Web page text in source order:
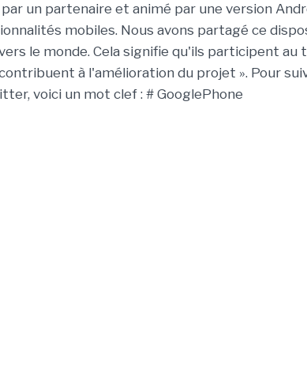
un partenaire et animé par une version
mobiles. Nous avons partagé ce
le monde. Cela signifie qu'ils participent au
à l'amélioration du projet ». Pour
voici un mot clef : # GooglePhone